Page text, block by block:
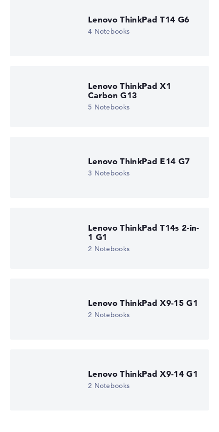
Lenovo ThinkPad T14 G6
4 Notebooks
Lenovo ThinkPad X1
Carbon G13
5 Notebooks
Lenovo ThinkPad E14 G7
3 Notebooks
Lenovo ThinkPad T14s 2-in-
1 G1
2 Notebooks
Lenovo ThinkPad X9-15 G1
2 Notebooks
Lenovo ThinkPad X9-14 G1
2 Notebooks